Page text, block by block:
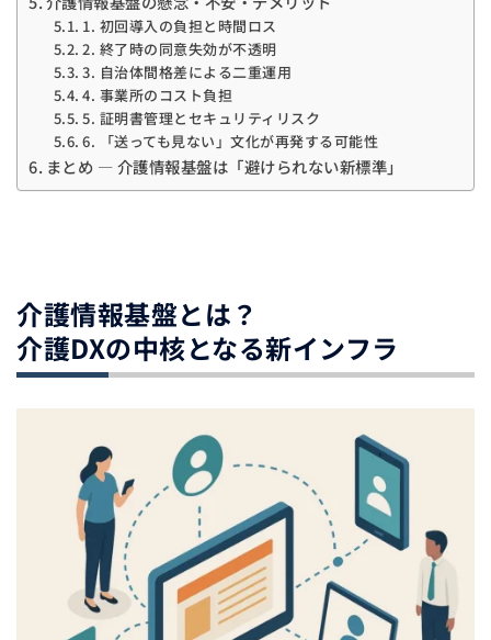
1. 初回導入の負担と時間ロス
2. 終了時の同意失効が不透明
3. 自治体間格差による二重運用
4. 事業所のコスト負担
5. 証明書管理とセキュリティリスク
6. 「送っても見ない」文化が再発する可能性
まとめ ― 介護情報基盤は「避けられない新標準」
介護情報基盤とは？
介護DXの中核となる新インフラ